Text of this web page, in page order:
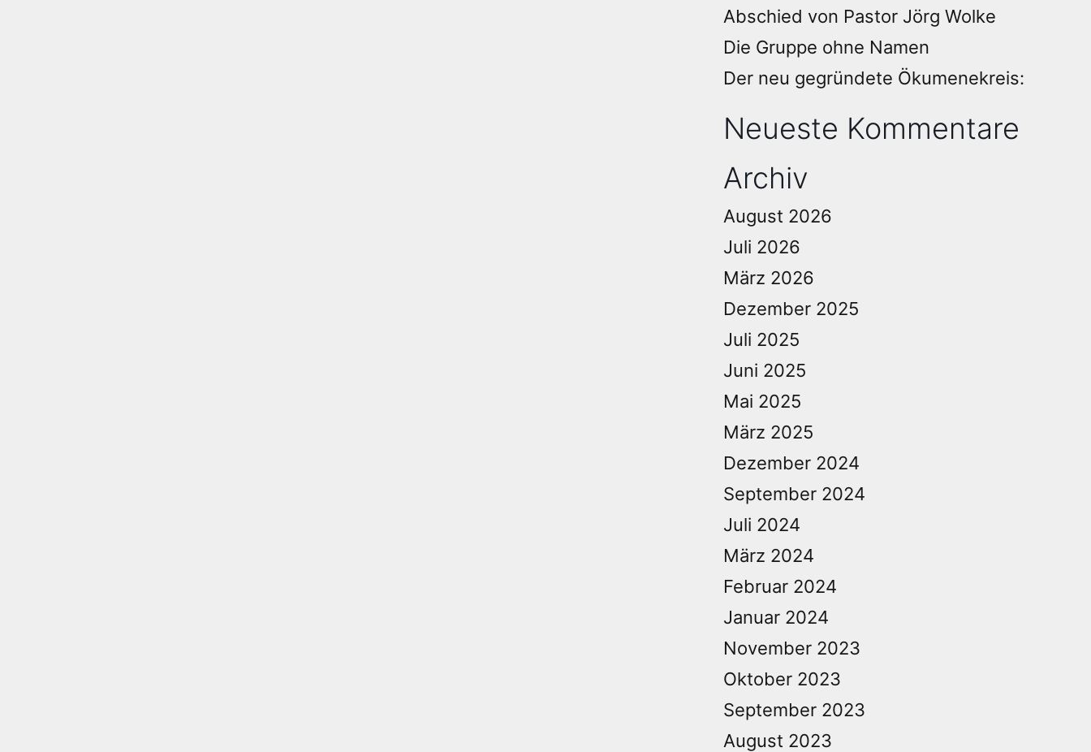
Abschied von Pastor Jörg Wolke
Die Gruppe ohne Namen
Der neu gegründete Ökumenekreis:
Neueste Kommentare
Archiv
August 2026
Juli 2026
März 2026
Dezember 2025
Juli 2025
Juni 2025
Mai 2025
März 2025
Dezember 2024
September 2024
Juli 2024
März 2024
Februar 2024
Januar 2024
November 2023
Oktober 2023
September 2023
August 2023